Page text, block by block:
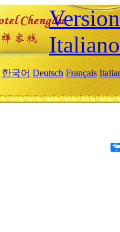
Italiano
한국어 Deutsch Français